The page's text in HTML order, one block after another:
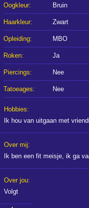
Oogkleur: Bruin
Haarkleur: Zwart
Opleiding: MBO
Roken: Ja
Piercings: Nee
Tatoeages: Nee
Hobbies:
Ik hou van uitgaan met
Over mij:
Ik ben een fit meisje, ik ga
Over jou:
Volgt